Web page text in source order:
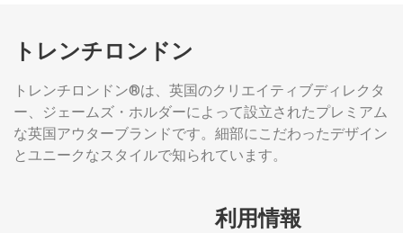
トレンチロンドン
トレンチロンドン®は、英国のクリエイティブディレクタ
ー、ジェームズ・ホルダーによって設立されたプレミアム
な英国アウターブランドです。細部にこだわったデザイン
とユニークなスタイルで知られています。
利用情報